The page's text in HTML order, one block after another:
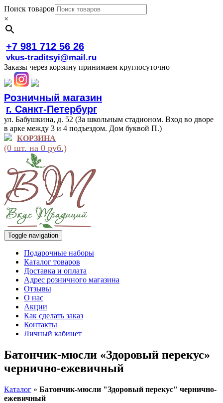
Поиск товаров
×
+7 981 712 56 26
vkus-traditsyi@mail.ru
Заказы через корзину принимаем круглосуточно
Розничный магазин
г. Санкт-Петербург
ул. Бабушкина, д. 52 (За школьным стадионом. Вход во дворе
в арке между 3 и 4 подъездом. Дом буквой П.)
КОРЗИНА
(0 шт. на 0 руб.)
Toggle navigation
Подарочные наборы
Каталог товаров
Доставка и оплата
Адрес розничного магазина
Отзывы
О нас
Акции
Как сделать заказ
Контакты
Личный кабинет
Батончик-мюсли «Здоровый перекус»
чернично-ежевичный
Каталог » Батончик-мюсли "Здоровый перекус" чернично-
ежевичный